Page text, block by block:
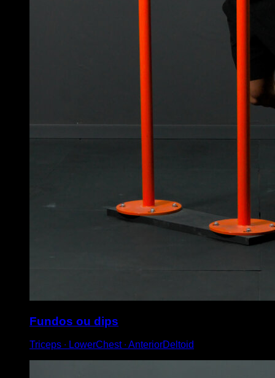
Fundos ou dips
Triceps ∙ LowerChest ∙ AnteriorDeltoid